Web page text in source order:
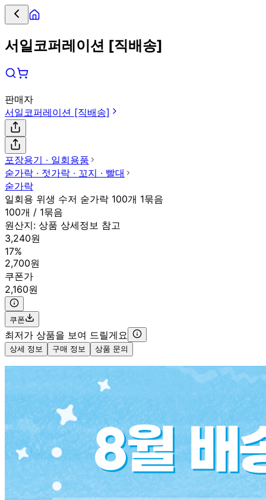
서일코퍼레이션 [직배송]
판매자
서일코퍼레이션 [직배송]
포장용기 ∙ 일회용품
숟가락 ∙ 젓가락 ∙ 꼬지 ∙ 빨대
숟가락
일회용 위생 수저 숟가락 100개 1묶음
100개 / 1묶음
원산지: 상품 상세정보 참고
3,240원
17%
2,700원
쿠폰가
2,160원
쿠폰
최저가 상품을 보여 드릴게요
상세 정보 구매 정보 상품 문의